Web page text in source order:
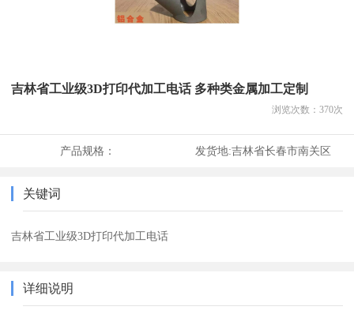
吉林省工业级3D打印代加工电话 多种类金属加工定制
浏览次数： 370次
产品规格： 发货地:吉林省长春市南关区
关键词
吉林省工业级3D打印代加工电话
详细说明